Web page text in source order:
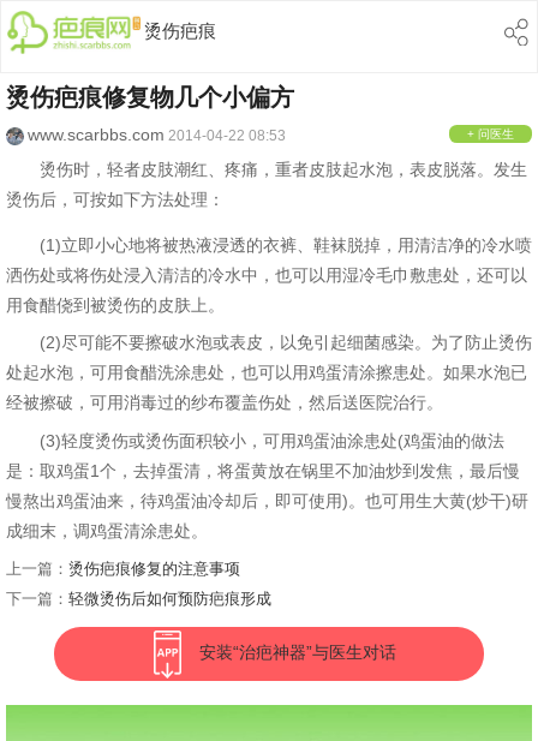
烫伤疤痕
烫伤疤痕修复物几个小偏方
www.scarbbs.com 2014-04-22 08:53 + 问医生
烫伤时，轻者皮肢潮红、疼痛，重者皮肢起水泡，表皮脱落。发生
烫伤后，可按如下方法处理：
(1)立即小心地将被热液浸透的衣裤、鞋袜脱掉，用清洁净的冷水喷
洒伤处或将伤处浸入清洁的冷水中，也可以用湿冷毛巾敷患处，还可以
用食醋侥到被烫伤的皮肤上。
(2)尽可能不要擦破水泡或表皮，以免引起细菌感染。为了防止烫伤
处起水泡，可用食醋洗涂患处，也可以用鸡蛋清涂擦患处。如果水泡已
经被擦破，可用消毒过的纱布覆盖伤处，然后送医院治行。
(3)轻度烫伤或烫伤面积较小，可用鸡蛋油涂患处(鸡蛋油的做法
是：取鸡蛋1个，去掉蛋清，将蛋黄放在锅里不加油炒到发焦，最后慢
慢熬出鸡蛋油来，待鸡蛋油冷却后，即可使用)。也可用生大黄(炒干)研
成细末，调鸡蛋清涂患处。
上一篇： 烫伤疤痕修复的注意事项
下一篇： 轻微烫伤后如何预防疤痕形成
安装“治疤神器”与医生对话